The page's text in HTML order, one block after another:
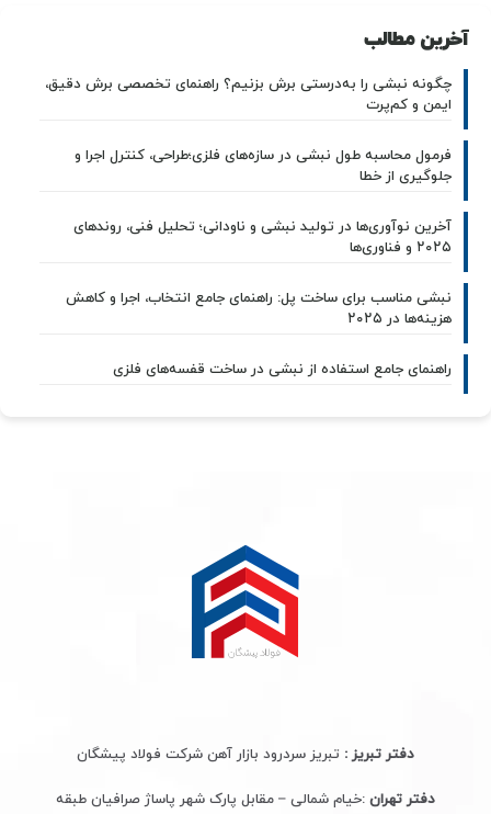
آخرین مطالب
چگونه نبشی را به‌درستی برش بزنیم؟ راهنمای تخصصی برش دقیق،
ایمن و کم‌پرت
فرمول محاسبه طول نبشی در سازه‌های فلزی؛طراحی، کنترل اجرا و
جلوگیری از خطا
آخرین نوآوری‌ها در تولید نبشی و ناودانی؛ تحلیل فنی، روندهای
۲۰۲۵ و فناوری‌ها
نبشی مناسب برای ساخت پل: راهنمای جامع انتخاب، اجرا و کاهش
هزینه‌ها در ۲۰۲۵
راهنمای جامع استفاده از نبشی در ساخت قفسه‌های فلزی
دفتر تبریز : تبریز سردرود بازار آهن شرکت فولاد پیشگان
دفتر تهران :خیام شمالی – مقابل پارک شهر پاساژ صرافیان طبقه